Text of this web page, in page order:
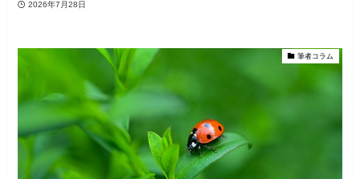
2026年7月28日
筆者コラム